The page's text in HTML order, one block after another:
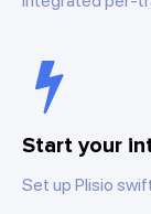
Start your
Set up Plisio